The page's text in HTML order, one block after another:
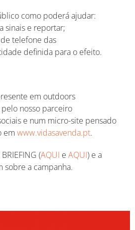
como poderá ajudar:
sinais e reportar;
telefone das
definida para o efeito.
em outdoors
nosso parceiro
e num micro-site pensado
em www.vidasavenda.pt.
(AQUI e AQUI) e a
sobre a campanha.